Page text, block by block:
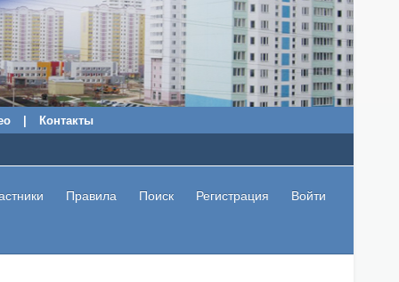
Контакты
Правила Поиск Регистрация Войти